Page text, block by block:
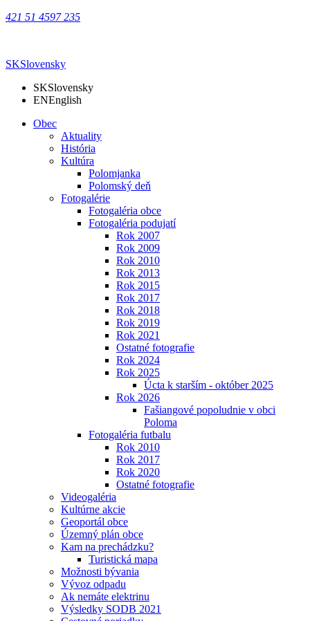
421 51 4597 235
SKSlovensky
SKSlovensky
ENEnglish
Obec
Aktuality
História
Kultúra
Polomjanka
Polomský deň
Fotogalérie
Fotogaléria obce
Fotogaléria podujatí
Rok 2007
Rok 2009
Rok 2010
Rok 2013
Rok 2015
Rok 2017
Rok 2018
Rok 2019
Rok 2021
Ostatné fotografie
Rok 2024
Rok 2025
Úcta k starším - október 2025
Rok 2026
Fašiangové popoludnie v obci
Poloma
Fotogaléria futbalu
Rok 2010
Rok 2017
Rok 2020
Ostatné fotografie
Videogaléria
Kultúrne akcie
Geoportál obce
Územný plán obce
Kam na prechádzku?
Turistická mapa
Možnosti bývania
Vývoz odpadu
Ak nemáte elektrinu
Výsledky SODB 2021